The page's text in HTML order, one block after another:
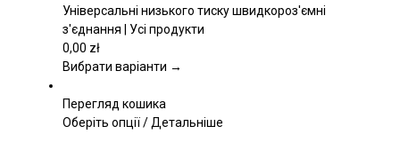
Параметри
можна
на
товару
Універсальні низького тиску швидкороз'ємні
з'єднання | Усі продукти
0,00 zł
Вибрати варіанти →
Перегляд кошика
Оберіть опціїЦей
/Детальніше